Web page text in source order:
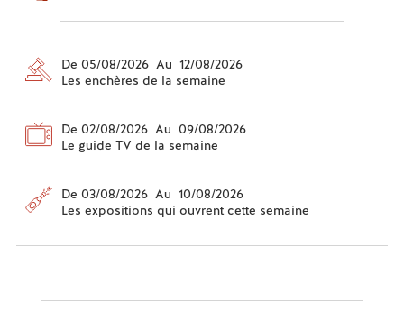
De 05/08/2026 Au 12/08/2026
Les enchères de la semaine
De 02/08/2026 Au 09/08/2026
Le guide TV de la semaine
De 03/08/2026 Au 10/08/2026
Les expositions qui ouvrent cette semaine